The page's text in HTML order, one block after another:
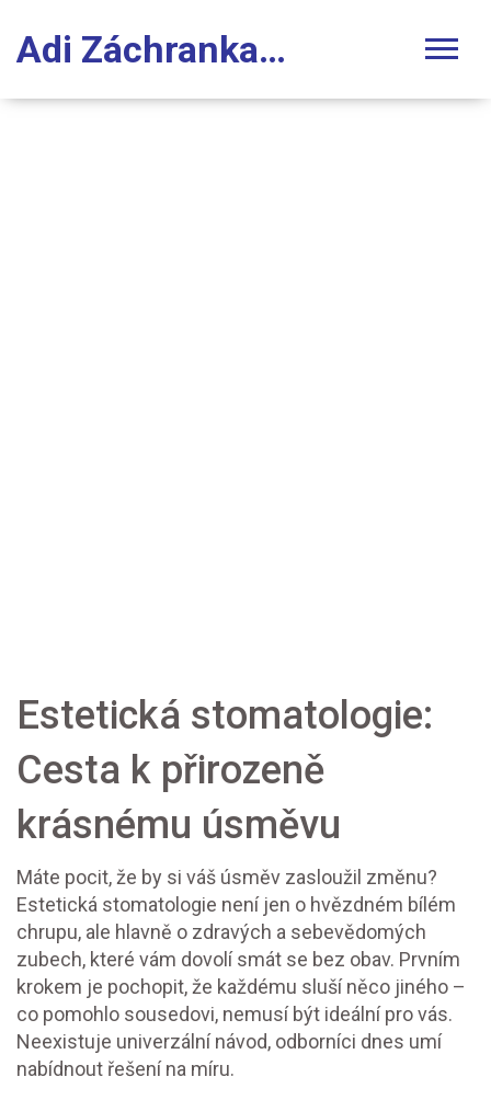
Adi Záchranka Stomatologie
Estetická stomatologie:
Cesta k přirozeně
krásnému úsměvu
Máte pocit, že by si váš úsměv zasloužil změnu?
Estetická stomatologie není jen o hvězdném bílém
chrupu, ale hlavně o zdravých a sebevědomých
zubech, které vám dovolí smát se bez obav. Prvním
krokem je pochopit, že každému sluší něco jiného –
co pomohlo sousedovi, nemusí být ideální pro vás.
Neexistuje univerzální návod, odborníci dnes umí
nabídnout řešení na míru.